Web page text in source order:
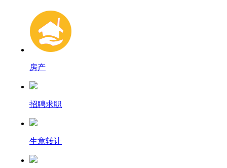
房产
招聘求职
生意转让